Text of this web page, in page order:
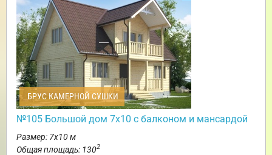
БРУС КАМЕРНОЙ СУШКИ
№105 Большой дом 7х10 с балконом и мансардой
Размер: 7х10 м
Общая площадь: 1302